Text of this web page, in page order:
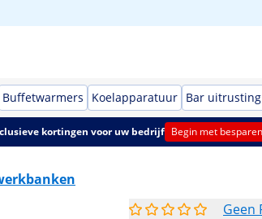
Buffetwarmers Koelapparatuur Bar uitrusting
kortingen voor uw bedrijf Begin met besparen
Geen